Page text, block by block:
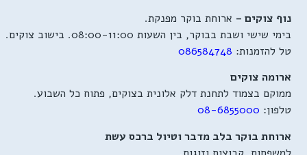
נוף צוקים – ארוחת בוקר מפנקת.
בימי שישי ושבת בבוקר, בין השעות 08:00-11:00. בישוב צוקים.
טל להזמנות: 086584748
ארומה צוקים
ממוקם בצמוד לתחנת דלק אלונית בצוקים, פתוח כל השבוע.
טלפון: 08-6855000
ארוחת בוקר בלב מדבר וטיול ברכס עשת